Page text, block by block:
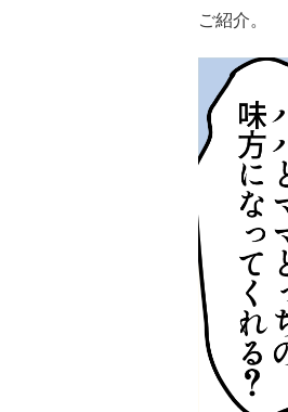
ご紹介。